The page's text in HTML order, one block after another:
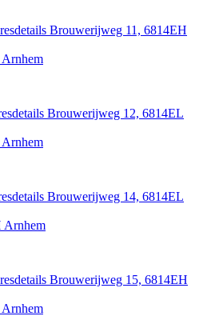
Brouwerijweg 11, 6814EH
Brouwerijweg 12, 6814EL
Brouwerijweg 14, 6814EL
Arnhem
Brouwerijweg 15, 6814EH